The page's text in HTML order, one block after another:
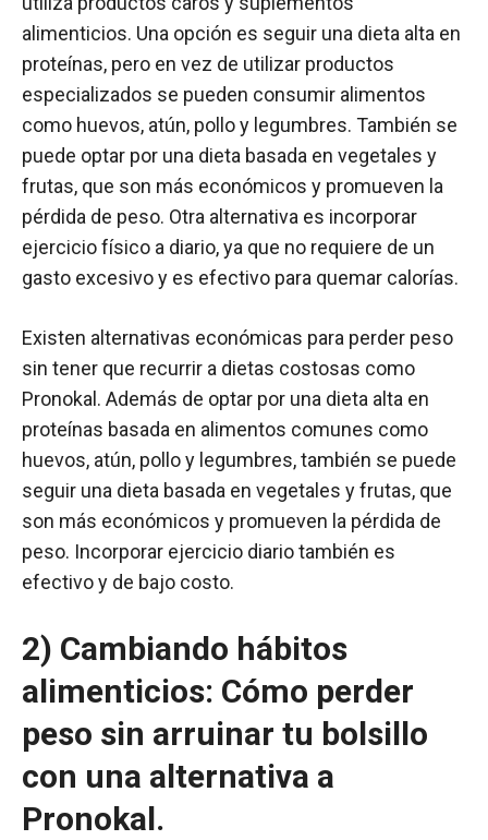
alimenticios. Una opción es seguir una dieta alta en
proteínas, pero en vez de utilizar productos
especializados se pueden consumir alimentos
como huevos, atún, pollo y legumbres. También se
puede optar por una dieta basada en vegetales y
frutas, que son más económicos y promueven la
pérdida de peso. Otra alternativa es incorporar
ejercicio físico a diario, ya que no requiere de un
gasto excesivo y es efectivo para quemar calorías.
Existen alternativas económicas para perder peso
sin tener que recurrir a dietas costosas como
Pronokal. Además de optar por una dieta alta en
proteínas basada en alimentos comunes como
huevos, atún, pollo y legumbres, también se puede
seguir una dieta basada en vegetales y frutas, que
son más económicos y promueven la pérdida de
peso. Incorporar ejercicio diario también es
efectivo y de bajo costo.
2) Cambiando hábitos
alimenticios: Cómo perder
peso sin arruinar tu bolsillo
con una alternativa a
Pronokal.